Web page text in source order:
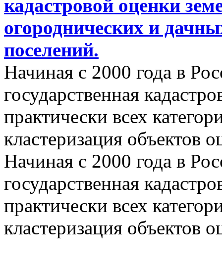
кадастровой оценки
огороднических и
поселений.
Начиная с 2000 года в
государственная
практически всех
кластеризация объектов
Начиная с 2000 года в
государственная
практически всех
кластеризация объектов